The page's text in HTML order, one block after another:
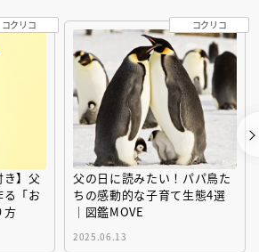
き】父
「お
方
コクリコ
父の日に読みたい！パパ鳥た
ちの感動的な子育て生態4選
｜図鑑MOVE
2025.06.13
コクリコ